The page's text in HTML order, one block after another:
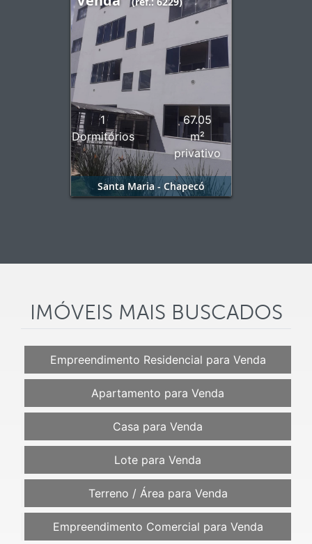
1
Dormitórios
67.05
m²
privativo
Santa Maria - Chapecó
IMÓVEIS MAIS BUSCADOS
Empreendimento Residencial para Venda
Apartamento para Venda
Casa para Venda
Lote para Venda
Terreno / Área para Venda
Empreendimento Comercial para Venda